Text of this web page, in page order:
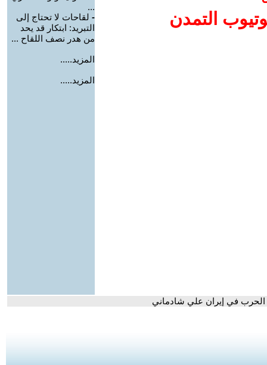
التمدن
...
- لقاحات لا تحتاج إلى
التبريد: ابتكار قد يحد
من هدر نصف اللقاح ...
المزيد.....
المزيد.....
الحرب في إيران علي شادماني